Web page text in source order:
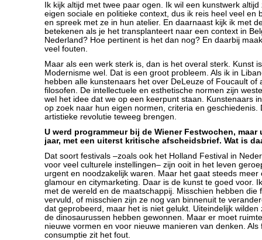
Ik kijk altijd met twee paar ogen. Ik wil een kunstwerk
eigen sociale en politieke context, dus ik reis heel veel en
en spreek met ze in hun atelier. En daarnaast kijk ik met
betekenen als je het transplanteert naar een context in
Nederland? Hoe pertinent is het dan nog? En daarbij
veel fouten.
Maar als een werk sterk is, dan is het overal sterk. Kunst
Modernisme wel. Dat is een groot probleem. Als ik in
hebben alle kunstenaars het over DeLeuze of Foucault of
filosofen. De intellectuele en esthetische normen zijn
wel het idee dat we op een keerpunt staan. Kunstenaars
op zoek naar hun eigen normen, criteria en geschiedenis.
artistieke revolutie teweeg brengen.
U werd programmeur bij de Wiener Festwochen, maar
jaar, met een uiterst kritische afscheidsbrief. Wat is
Dat soort festivals –zoals ook het Holland Festival in
voor veel culturele instellingen– zijn ooit in het leven
urgent en noodzakelijk waren. Maar het gaat steeds meer
glamour en citymarketing. Daar is de kunst te goed voor.
met de wereld en de maatschappij. Misschien hebben die
vervuld, of misschien zijn ze nog van binnenuit te
dat geprobeerd, maar het is niet gelukt. Uiteindelijk wilden
de dinosaurussen hebben gewonnen. Maar er moet
nieuwe vormen en voor nieuwe manieren van denken. Als
consumptie zit het fout.